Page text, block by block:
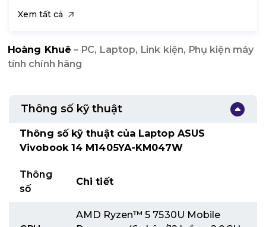
Xem tất cả
Hoàng Khuê – PC, Laptop, Link kiện, Phụ kiện máy
tính chính hãng
Thông số kỹ thuật
Thông số kỹ thuật của Laptop ASUS
Vivobook 14 M1405YA-KM047W
Thông
số
Chi tiết
AMD Ryzen™ 5 7530U Mobile